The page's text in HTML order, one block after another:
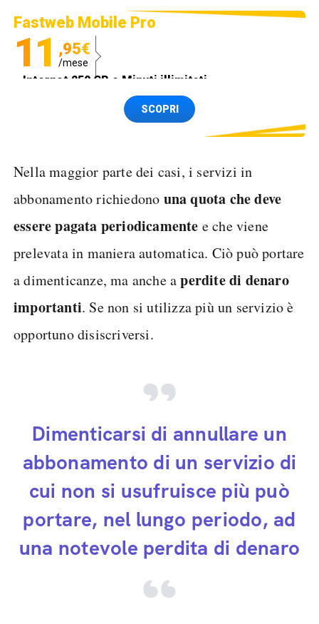
Fastweb Mobile Pro
11 ,95€
/mese
Internet 250 GB e Minuti illimitati
Spedizione SIM GRATISSCOPRI
Nella maggior parte dei casi, i servizi in
abbonamento richiedono una quota che deve
essere pagata periodicamente e che viene
prelevata in maniera automatica. Ciò può portare
a dimenticanze, ma anche aperdite di denaro
importanti. Se non si utilizza più un servizio è
opportuno disiscriversi.
Dimenticarsi di annullare un
abbonamento di un servizio di
cui non si usufruisce più può
portare, nel lungo periodo, ad
una notevole perdita di denaro